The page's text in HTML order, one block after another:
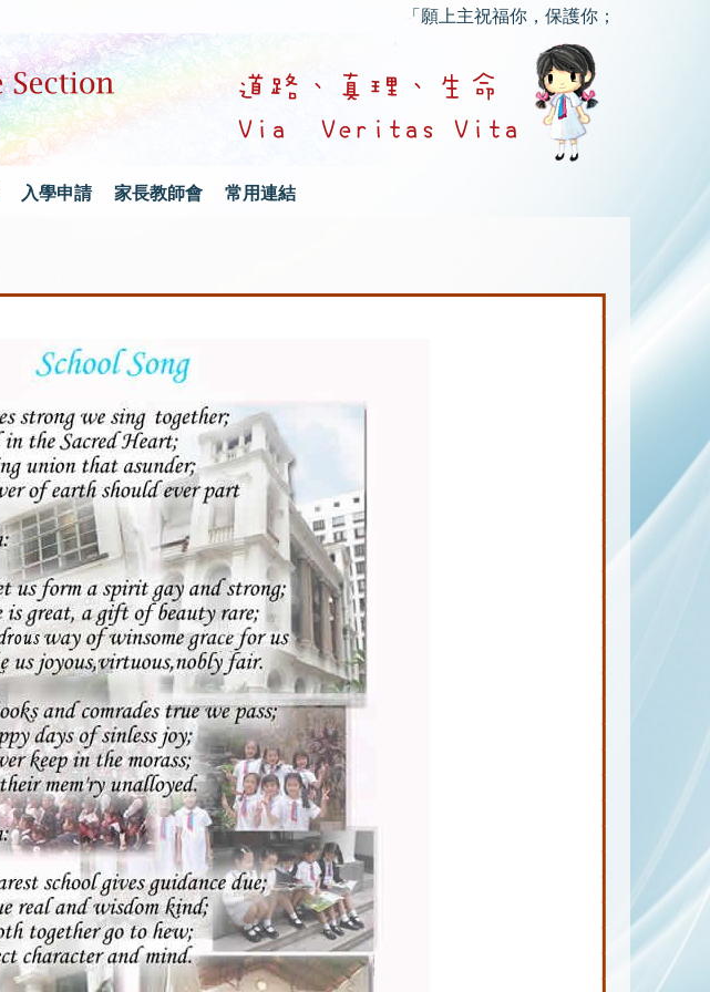
「願上主祝福你，保護你；願上主的慈
入學申請 家長教師會 常用連結